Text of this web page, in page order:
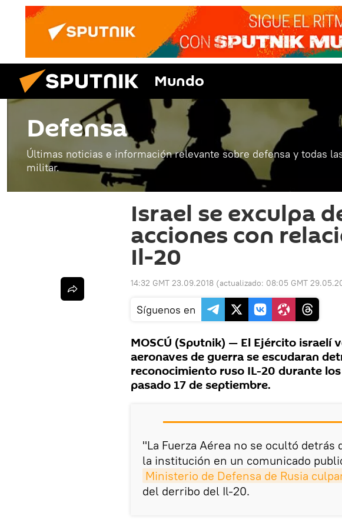
Mundo
Defensa
Últimas noticias e información relevante sobre defensa y todas
militar.
Israel se exculpa
acciones con
Il-20
14:32 GMT 23.09.2018 (actualizado: 08:05 GMT
Síguenos en
MOSCÚ (Sputnik) — El Ejército israelí
aeronaves de guerra se escudaran
reconocimiento ruso IL-20 durante
pasado 17 de septiembre.
"La Fuerza Aérea no se ocultó
la institución en un comunicado
Ministerio de Defensa de Rusia
del derribo del Il-20.